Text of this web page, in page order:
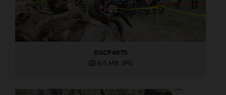
DSCF4675
8,6 MB .JPG